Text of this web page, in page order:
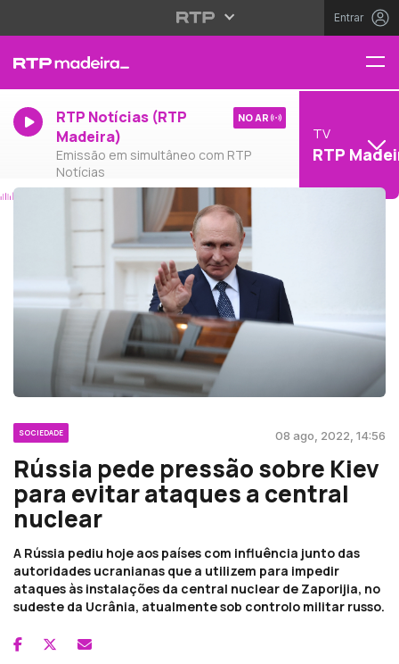
Entrar
RTP Notícias (RTP
Madeira)
Emissão em simultâneo com RTP
Notícias
NO AR
TV
RTP
SOCIEDADE 08 ago, 2022, 14:56
Rússia pede pressão sobre Kiev
para evitar ataques a central
nuclear
A Rússia pediu hoje aos países com influência junto das
autoridades ucranianas que a utilizem para impedir
ataques às instalações da central nuclear de Zaporijia, no
sudeste da Ucrânia, atualmente sob controlo militar russo.